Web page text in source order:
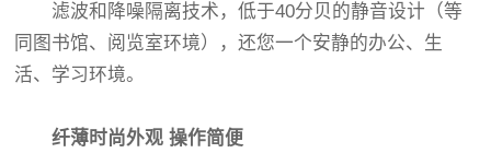
滤波和降噪隔离技术，低于40分贝的静音设计（等
同图书馆、阅览室环境），还您一个安静的办公、生
活、学习环境。
纤薄时尚外观 操作简便